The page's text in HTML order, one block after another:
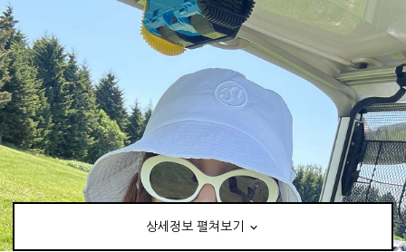
상세정보 펼쳐보기